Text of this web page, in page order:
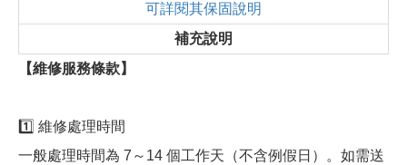
可詳閱其保固說明
補充說明
【維修服務條款】
1️⃣ 維修處理時間
一般處理時間為 7～14 個工作天（不含例假日）。如需送